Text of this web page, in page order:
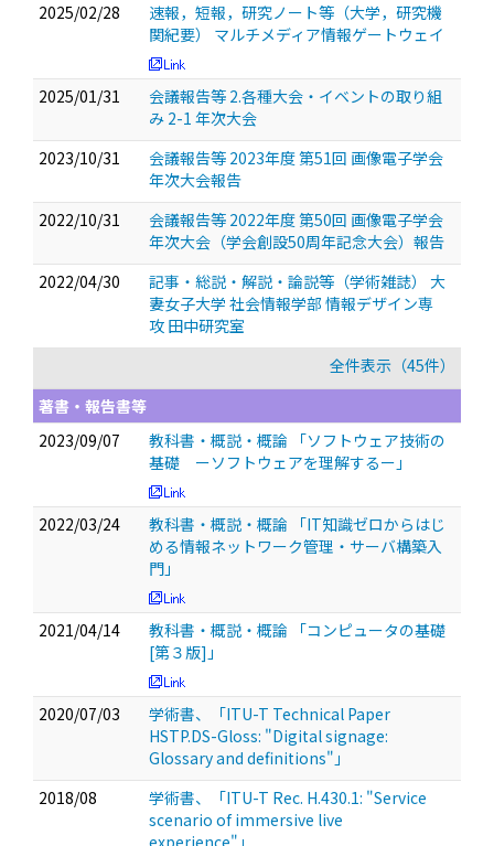
2025/02/28
速報，短報，研究ノート等（大学，研究機
関紀要） マルチメディア情報ゲートウェイ
2025/01/31
会議報告等 2.各種大会・イベントの取り組
み 2-1 年次大会
2023/10/31
会議報告等 2023年度 第51回 画像電子学会
年次大会報告
2022/10/31
会議報告等 2022年度 第50回 画像電子学会
年次大会（学会創設50周年記念大会）報告
2022/04/30
記事・総説・解説・論説等（学術雑誌） 大
妻女子大学 社会情報学部 情報デザイン専
攻 田中研究室
全件表示（45件）
著書・報告書等
2023/09/07
教科書・概説・概論 「ソフトウェア技術の
基礎 ーソフトウェアを理解するー」
2022/03/24
教科書・概説・概論 「IT知識ゼロからはじ
める情報ネットワーク管理・サーバ構築入
門」
2021/04/14
教科書・概説・概論 「コンピュータの基礎
[第３版]」
2020/07/03
学術書、「ITU-T Technical Paper
HSTP.DS-Gloss: "Digital signage:
Glossary and definitions"」
2018/08
学術書、「ITU-T Rec. H.430.1: "Service
scenario of immersive live
experience"」